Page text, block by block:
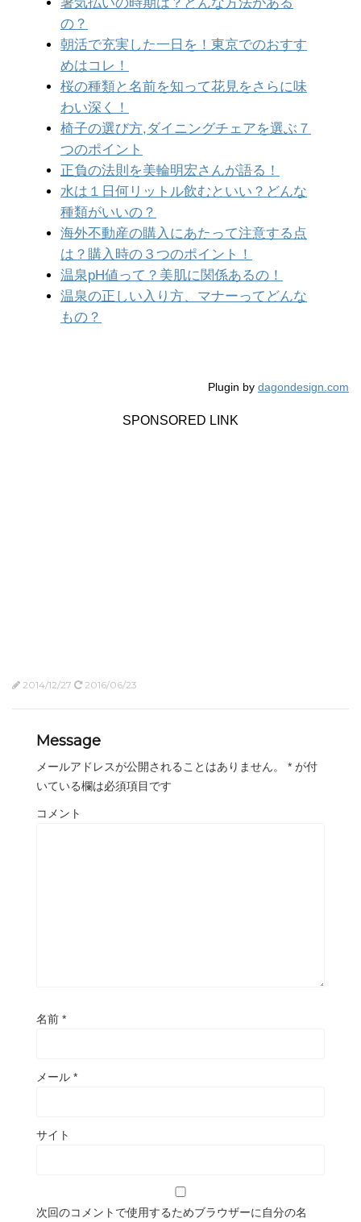
の？
朝活で充実した一日を！東京でのおすす
めはコレ！
桜の種類と名前を知って花見をさらに味
わい深く！
椅子の選び方,ダイニングチェアを選ぶ７
つのポイント
正負の法則を美輪明宏さんが語る！
水は１日何リットル飲むといい？どんな
種類がいいの？
海外不動産の購入にあたって注意する点
は？購入時の３つのポイント！
温泉pH値って？美肌に関係あるの！
温泉の正しい入り方、マナーってどんな
もの？
Plugin by dagondesign.com
SPONSORED LINK
2014/12/27 2016/06/23
Message
メールアドレスが公開されることはありません。 * が付
いている欄は必須項目です
コメント
名前 *
メール *
サイト
次回のコメントで使用するためブラウザーに自分の名